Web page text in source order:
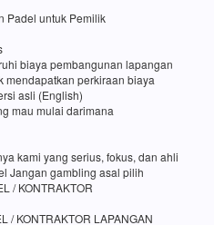
Padel untuk Pemilik
biaya pembangunan lapangan
mendapatkan perkiraan biaya
asli (English)
mau mulai darimana
kami yang serius, fokus, dan ahli
Jangan gambling asal pilih
/ KONTRAKTOR
/ KONTRAKTOR LAPANGAN